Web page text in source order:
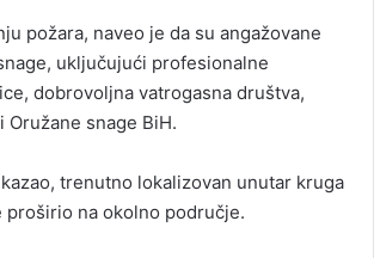
požara, naveo je da su angažovane
uključujući profesionalne
dobrovoljna vatrogasna društva,
Oružane snage BiH.
trenutno lokalizovan unutar kruga
na okolno područje.